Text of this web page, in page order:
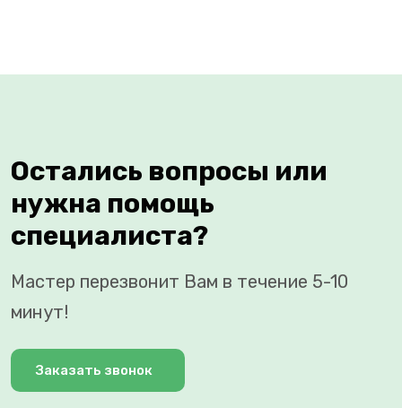
Остались вопросы или
нужна помощь
специалиста?
Мастер перезвонит Вам в течение 5-10
минут!
Заказать звонок